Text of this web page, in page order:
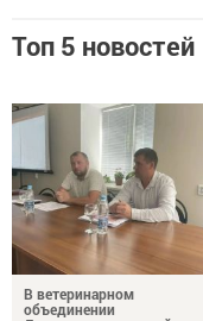
Топ 5 новостей
В ветеринарном
объединении